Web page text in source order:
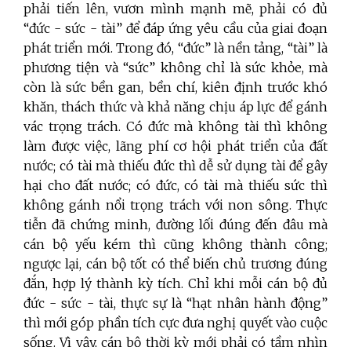
phải tiến lên, vươn mình mạnh mẽ, phải có đủ
“đức - sức - tài” để đáp ứng yêu cầu của giai đoạn
phát triển mới. Trong đó, “đức” là nền tảng, “tài” là
phương tiện và “sức” không chỉ là sức khỏe, mà
còn là sức bền gan, bền chí, kiên định trước khó
khăn, thách thức và khả năng chịu áp lực để gánh
vác trọng trách. Có đức mà không tài thì không
làm được việc, lãng phí cơ hội phát triển của đất
nước; có tài mà thiếu đức thì dễ sử dụng tài để gây
hại cho đất nước; có đức, có tài mà thiếu sức thì
không gánh nổi trọng trách với non sông. Thực
tiễn đã chứng minh, đường lối đúng đến đâu mà
cán bộ yếu kém thì cũng không thành công;
ngược lại, cán bộ tốt có thể biến chủ trương đúng
đắn, hợp lý thành kỳ tích. Chỉ khi mỗi cán bộ đủ
đức - sức - tài, thực sự là “hạt nhân hành động”
thì mới góp phần tích cực đưa nghị quyết vào cuộc
sống. Vì vậy, cán bộ thời kỳ mới phải có tầm nhìn